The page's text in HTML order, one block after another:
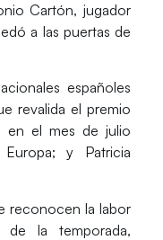
Cartón, jugador
a las puertas de
españoles
revalida el premio
en el mes de julio
Europa; y Patricia
reconocen la labor
de la temporada,